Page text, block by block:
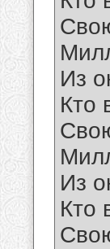
Из
Кто
Из
Кто